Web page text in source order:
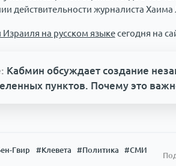
действительности журналиста
Израиля на русском языкесегодня на
Кабмин обсуждает создание
пунктов. Почему это
Гвир #Клевета #Политика
#СМИ